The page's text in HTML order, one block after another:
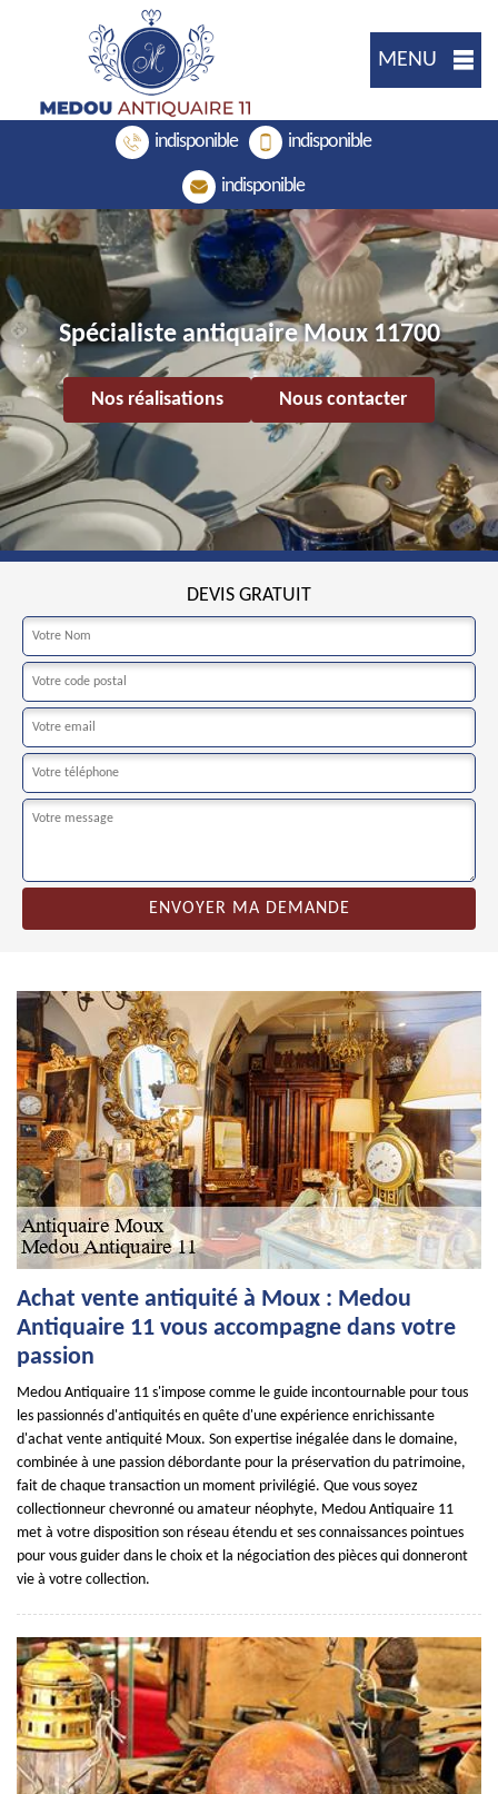
MENU
indisponible indisponible
indisponible
Spécialiste antiquaire Moux 11700
Nos réalisations Nous contacter
DEVIS GRATUIT
Achat vente antiquité à Moux : Medou
Antiquaire 11 vous accompagne dans votre
passion
Medou Antiquaire 11 s'impose comme le guide incontournable pour tous
les passionnés d'antiquités en quête d'une expérience enrichissante
d'achat vente antiquité Moux. Son expertise inégalée dans le domaine,
combinée à une passion débordante pour la préservation du patrimoine,
fait de chaque transaction un moment privilégié. Que vous soyez
collectionneur chevronné ou amateur néophyte, Medou Antiquaire 11
met à votre disposition son réseau étendu et ses connaissances pointues
pour vous guider dans le choix et la négociation des pièces qui donneront
vie à votre collection.